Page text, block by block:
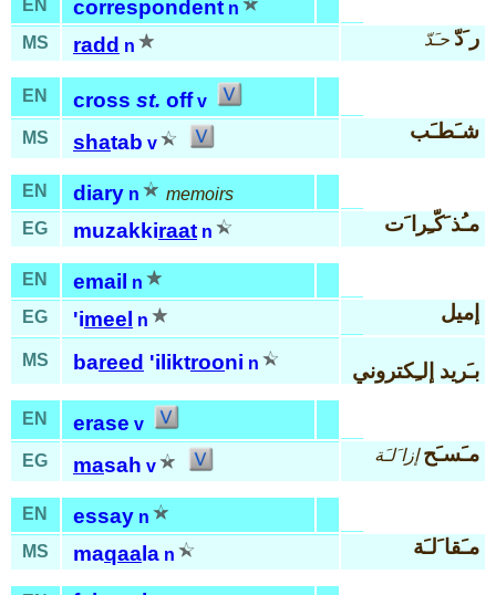
EN correspondent n
MS
radd n ر َدّ حـَدّ
EN cross st. off v
MS
shatab v
شـَطـَب
EN diary n
memoirs
EG
muzakkiraat n مـُذ َكّـِرا َت
EN email
n
EG
'imeel n إميل
MS bareed 'iliktrooni n بـَريد إلـِكتروني
EN erase v
EG
masah v
مـَسـَح إزا َلـَة
EN essay n
MS
maqaa la n مـَقا َلـَة